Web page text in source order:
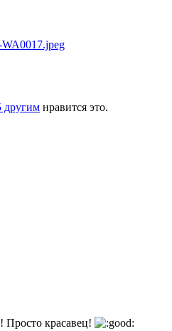
другим нравится это.
красавец!